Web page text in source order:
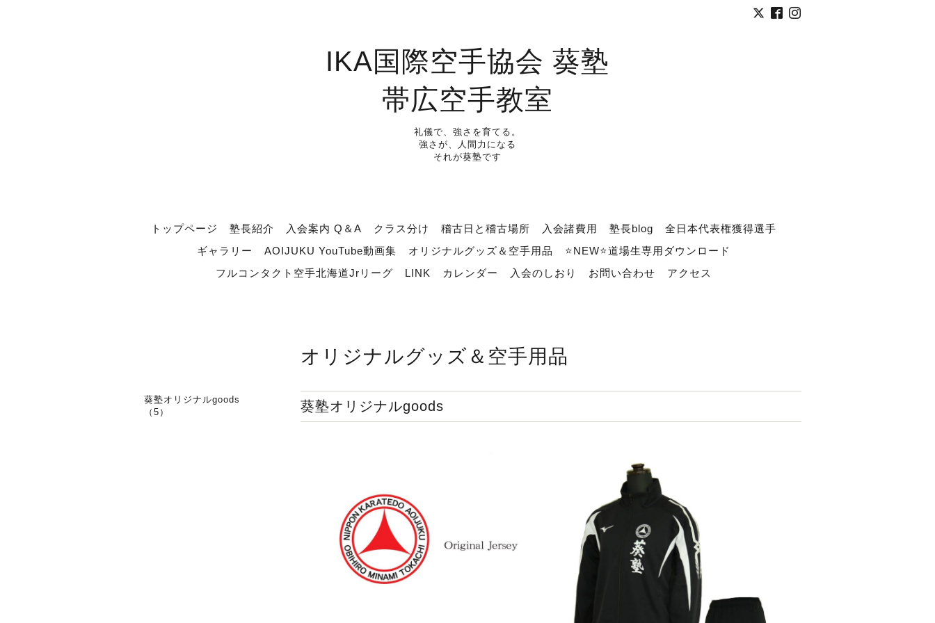
IKA国際空手協会 葵塾
帯広空手教室
礼儀で、強さを育てる。
強さが、人間力になる
それが葵塾です
トップページ 塾長紹介 入会案内 Q＆A クラス分け 稽古日と稽古場所 入会諸費用 塾長blog
全日本代表権獲得選手
ギャラリー
AOIJUKU YouTube動画集 オリジナルグッズ＆空手用品
⭐NEW⭐道場生専用ダウンロード
フルコンタクト空手北海道Jrリーグ
LINK カレンダー 入会のしおり お問い合わせ アクセス
オリジナルグッズ＆空手用品
葵塾オリジナルgoods
葵塾オリジナルgoods
（5）